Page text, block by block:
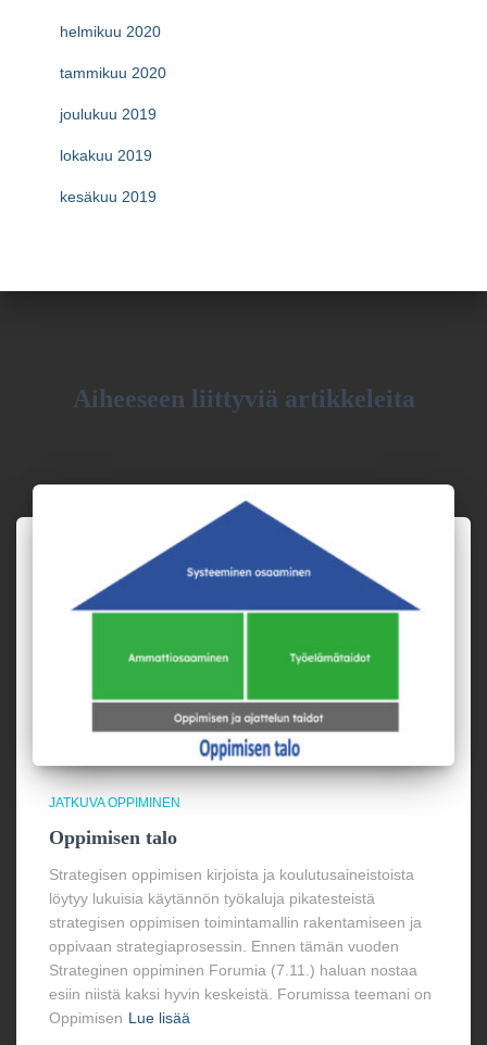
helmikuu 2020
tammikuu 2020
joulukuu 2019
lokakuu 2019
kesäkuu 2019
Aiheeseen liittyviä artikkeleita
JATKUVA OPPIMINEN
Oppimisen talo
Strategisen oppimisen kirjoista ja koulutusaineistoista
löytyy lukuisia käytännön työkaluja pikatesteistä
strategisen oppimisen toimintamallin rakentamiseen ja
oppivaan strategiaprosessin. Ennen tämän vuoden
Strateginen oppiminen Forumia (7.11.) haluan nostaa
esiin niistä kaksi hyvin keskeistä. Forumissa teemani on
Oppimisen Lue lisää